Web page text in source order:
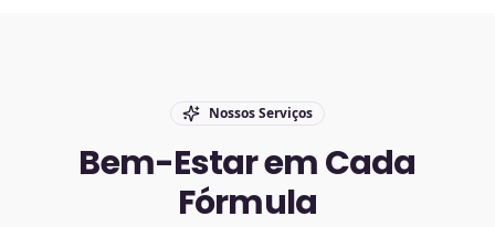
Nossos Serviços
Bem-Estar em Cada
Fórmula